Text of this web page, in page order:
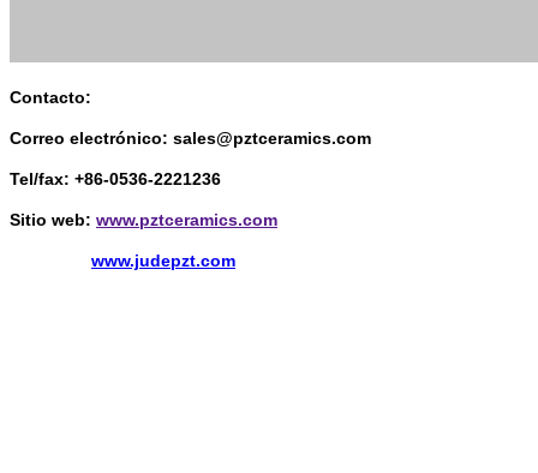
Contacto:
Correo electrónico: sales@pztceramics.com
Tel/fax: +86-0536-2221236
Sitio web: www.pztceramics.com
www.judepzt.com